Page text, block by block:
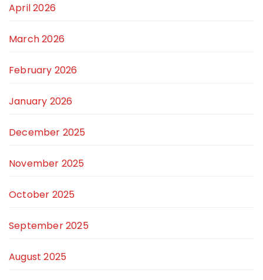
April 2026
March 2026
February 2026
January 2026
December 2025
November 2025
October 2025
September 2025
August 2025